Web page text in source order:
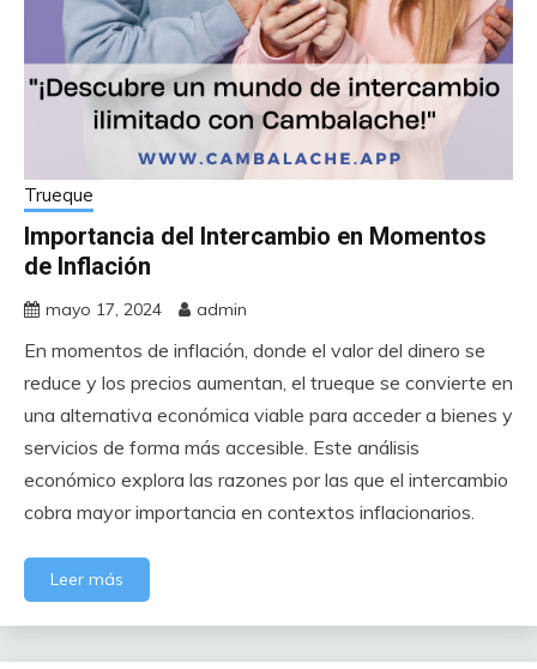
Trueque
Importancia del Intercambio en Momentos
de Inflación
mayo 17, 2024 admin
En momentos de inflación, donde el valor del dinero se
reduce y los precios aumentan, el trueque se convierte en
una alternativa económica viable para acceder a bienes y
servicios de forma más accesible. Este análisis
económico explora las razones por las que el intercambio
cobra mayor importancia en contextos inflacionarios.
Leer más